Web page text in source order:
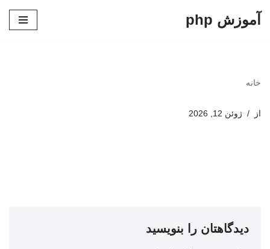
آموزش php
خانه
از ژوئن 12, 2026
دیدگاهتان را بنویسید